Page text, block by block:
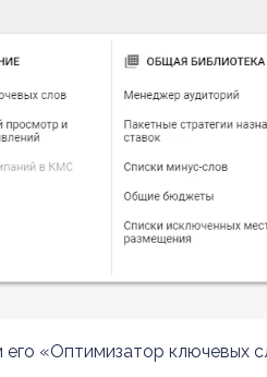
«Оптимизатор ключевых